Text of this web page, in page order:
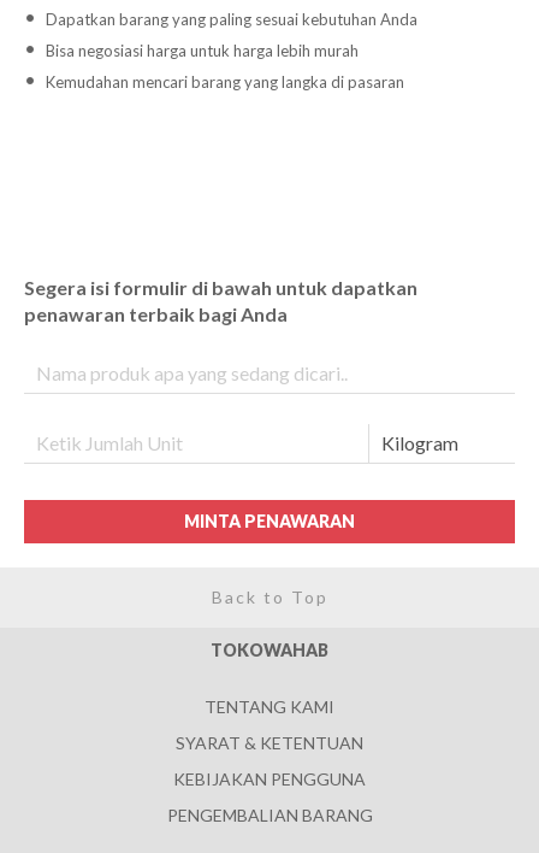
Dapatkan barang yang paling sesuai kebutuhan Anda
Bisa negosiasi harga untuk harga lebih murah
Kemudahan mencari barang yang langka di pasaran
Segera isi formulir di bawah untuk dapatkan
penawaran terbaik bagi Anda
MINTA PENAWARAN
Back to Top
TOKOWAHAB
TENTANG KAMI
SYARAT & KETENTUAN
KEBIJAKAN PENGGUNA
PENGEMBALIAN BARANG